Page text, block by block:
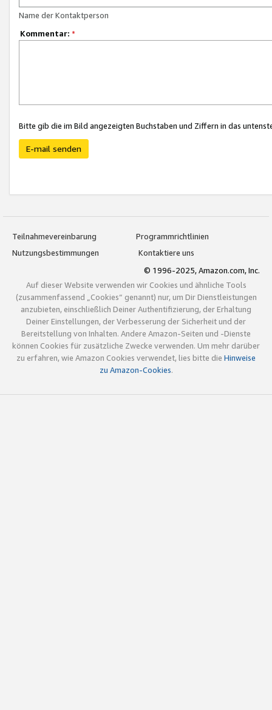
Name der Kontaktperson
Kommentar: *
Bitte gib die im Bild angezeigten Buchstaben und Ziffern in das
E-mail senden
Teilnahmevereinbarung
Programmrichtlinien
Nutzungsbestimmungen
Kontaktiere uns
© 1996-2025, Amazon.com, Inc.
Auf dieser Website verwenden wir Cookies und ähnliche Tools
(zusammenfassend „Cookies“ genannt) nur, um Dir Dienstleistungen
anzubieten, einschließlich Deiner Authentifizierung, der Erhaltung
Deiner Einstellungen, der Verbesserung der Sicherheit und der
Bereitstellung von Inhalten. Andere Amazon-Seiten und -Dienste
können Cookies für zusätzliche Zwecke verwenden. Um mehr darüber
zu erfahren, wie Amazon Cookies verwendet, lies bitte die Hinweise
zu Amazon-Cookies.